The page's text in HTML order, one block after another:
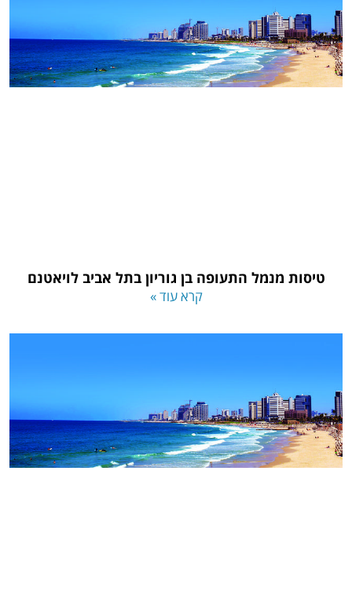
טיסות מנמל התעופה בן גוריון בתל אביב לויאטנם
קרא עוד »